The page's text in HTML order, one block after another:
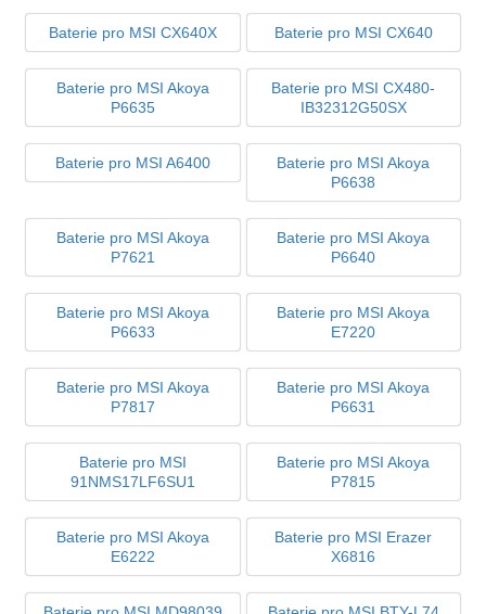
Baterie pro MSI CX640X Baterie pro MSI CX640
Baterie pro MSI Akoya
P6635
Baterie pro MSI CX480-
IB32312G50SX
Baterie pro MSI A6400
Baterie pro MSI Akoya
P6638
Baterie pro MSI Akoya
P7621
Baterie pro MSI Akoya
P6640
Baterie pro MSI Akoya
P6633
Baterie pro MSI Akoya
E7220
Baterie pro MSI Akoya
P7817
Baterie pro MSI Akoya
P6631
Baterie pro MSI
91NMS17LF6SU1
Baterie pro MSI Akoya
P7815
Baterie pro MSI Akoya
E6222
Baterie pro MSI Erazer
X6816